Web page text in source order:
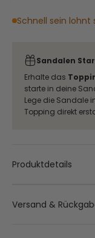
Schnell sein lohnt
Sandalen
Erhalte das
starte in deine
Lege die Sandale
Topping direkt
Produktdetails
Versand &